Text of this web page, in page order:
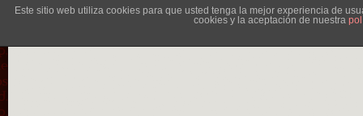
Este sitio web utiliza cookies para que usted tenga la mejor experiencia de
cookies y la aceptación de nuestra